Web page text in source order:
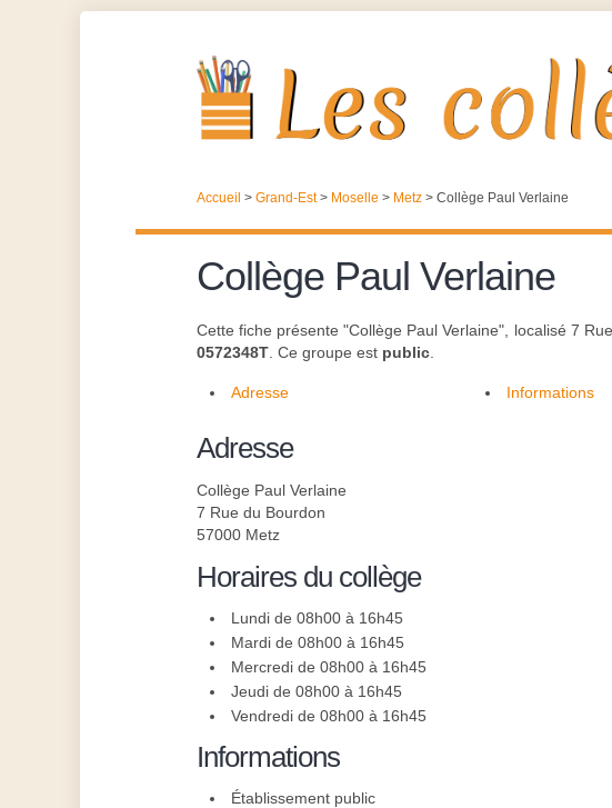
Accueil > Grand-Est> Moselle > Metz > Collège Paul Verlaine
Collège Paul Verlaine
Cette fiche présente "Collège Paul Verlaine", localisé 7
0572348T . Ce groupe est public
Adresse Informations
Adresse
Collège Paul Verlaine
7 Rue du Bourdon
57000 Metz
Horaires du collège
Lundi de 08h00 à 16h45
Mardi de 08h00 à 16h45
Mercredi de 08h00 à 16h45
Jeudi de 08h00 à 16h45
Vendredi de 08h00 à 16h45
Informations
Établissement public